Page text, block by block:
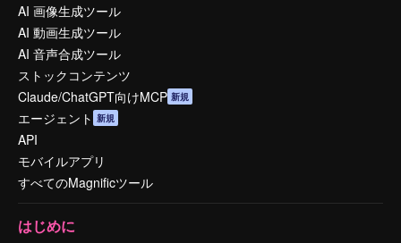
AI 画像生成ツール
AI 動画生成ツール
AI 音声合成ツール
ストックコンテンツ
Claude/ChatGPT向けMCP 新規
エージェント 新規
API
モバイルアプリ
すべてのMagnificツール
はじめに